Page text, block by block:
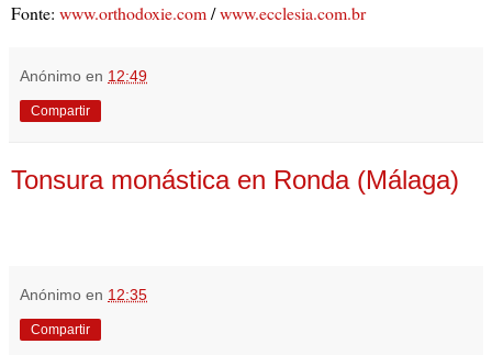
Fonte: www.orthodoxie.com/www.ecclesia.com.br
Anónimo en 12:49
Compartir
Tonsura monástica en Ronda (Málaga)
Anónimo en 12:35
Compartir